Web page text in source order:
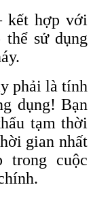
kết hợp với
thể sử dụng
phải là tính
dụng! Bạn
tạm thời
gian nhất
trong cuộc